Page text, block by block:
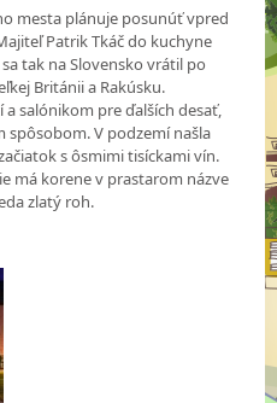
mesta plánuje posunúť vpred
Patrik Tkáč do kuchyne
tak na Slovensko vrátil po
Británii a Rakúsku.
salónikom pre ďalších desať,
spôsobom. V podzemí našla
s ôsmimi tisíckami vín.
má korene v prastarom názve
zlatý roh.